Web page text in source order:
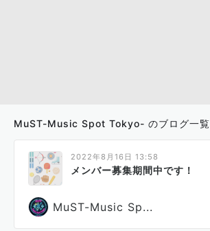
MuST-Music Spot Tokyo- のブログ一覧
2022年8月16日 13:58
メンバー募集期間中です！
MuST-Music Sp...